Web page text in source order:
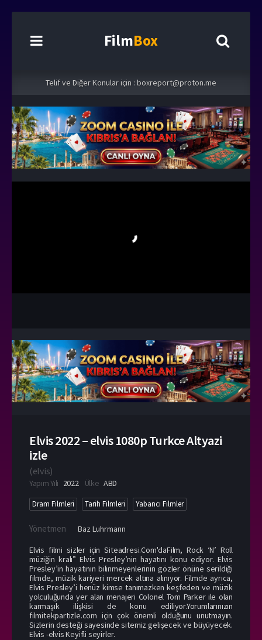
FilmBox
Telif ve Diğer Konular için : boxreport@proton.me
Elvis 2022 – elvis 1080p Turkce Altyazi
izle
(elvis)
Yapım Yılı 2022 Ülke ABD
Dram Filmleri Tarih Filmleri Yabancı Filmler
Yönetmen
Baz Luhrmann
Elvis filmi sizler için Siteadresi.Com'daFilm, Rock ‘N’ Roll
müziğin kralı” Elvis Presley’nin hayatını konu ediyor. Elvis
Presley’in hayatının bilinmeyenlerinin gözler önüne serildiği
filmde, müzik kariyeri mercek altına alınıyor. Filmde ayrıca,
Elvis Presley’i henüz kimse tanımazken keşfeden ve müzik
yolculuğunda yer alan menajeri Colonel Tom Parker ile olan
karmaşık ilişkisi de konu ediliyor.Yorumlarınızın
filmitekpartizle.com için çok önemli olduğunu unutmayın.
Sizlerin desteği sayesinde sitemiz gelişecek ve büyüyecek.
Elvis -elvis Keyifli seyirler.